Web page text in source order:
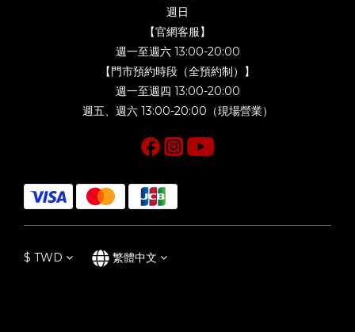
週日
【官網客服】
週一至週六 13:00-20:00
【門市預約時段（全預約制）】
週一至週四 13:00-20:00
週五、週六 13:00-20:00（現場營業）
$ TWD 繁體中文